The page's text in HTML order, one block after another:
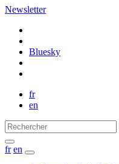
Newsletter
Bluesky
fr
en
fr en